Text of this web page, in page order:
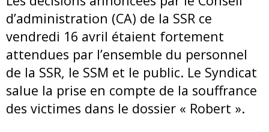
d’administration (CA) de la SSR ce
vendredi 16 avril étaient fortement
attendues par l’ensemble du personnel
de la SSR, le SSM et le public. Le Syndicat
salue la prise en compte de la souffrance
des victimes dans le dossier « Robert ».